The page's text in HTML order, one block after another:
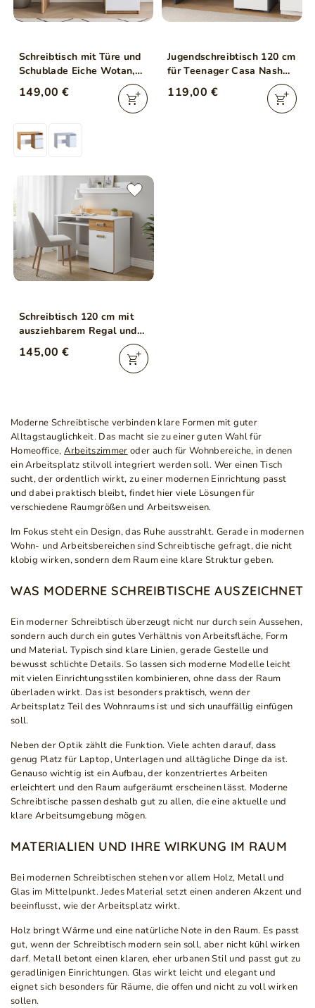
Schreibtisch mit Türe und
Schublade Eiche Wotan,
Weiß
149,00 €
Jugendschreibtisch 120 cm
für Teenager Casa Nash
Eiche, Weiß, Grau
119,00 €
Schreibtisch 120 cm mit
ausziehbarem Regal und
Schublade, für einen
Teenager Lindo Weiß,
145,00 €
Moderne Schreibtische verbinden klare Formen mit guter
Alltagstauglichkeit. Das macht sie zu einer guten Wahl für
Homeoffice,Arbeitszimmer oder auch für Wohnbereiche, in denen
ein Arbeitsplatz stilvoll integriert werden soll. Wer einen Tisch
sucht, der ordentlich wirkt, zu einer modernen Einrichtung passt
und dabei praktisch bleibt, findet hier viele Lösungen für
verschiedene Raumgrößen und Arbeitsweisen.
Im Fokus steht ein Design, das Ruhe ausstrahlt. Gerade in modernen
Wohn- und Arbeitsbereichen sind Schreibtische gefragt, die nicht
klobig wirken, sondern dem Raum eine klare Struktur geben.
WAS MODERNE SCHREIBTISCHE AUSZEICHNET
Ein moderner Schreibtisch überzeugt nicht nur durch sein Aussehen,
sondern auch durch ein gutes Verhältnis von Arbeitsfläche, Form
und Material. Typisch sind klare Linien, gerade Gestelle und
bewusst schlichte Details. So lassen sich moderne Modelle leicht
mit vielen Einrichtungsstilen kombinieren, ohne dass der Raum
überladen wirkt. Das ist besonders praktisch, wenn der
Arbeitsplatz Teil des Wohnraums ist und sich unauffällig einfügen
soll.
Neben der Optik zählt die Funktion. Viele achten darauf, dass
genug Platz für Laptop, Unterlagen und alltägliche Dinge da ist.
Genauso wichtig ist ein Aufbau, der konzentriertes Arbeiten
erleichtert und den Raum aufgeräumt erscheinen lässt. Moderne
Schreibtische passen deshalb gut zu allen, die eine aktuelle und
klare Arbeitsumgebung mögen.
MATERIALIEN UND IHRE WIRKUNG IM RAUM
Bei modernen Schreibtischen stehen vor allem Holz, Metall und
Glas im Mittelpunkt. Jedes Material setzt einen anderen Akzent und
beeinflusst, wie der Arbeitsplatz wirkt.
Holz bringt Wärme und eine natürliche Note in den Raum. Es passt
gut, wenn der Schreibtisch modern sein soll, aber nicht kühl wirken
darf. Metall betont einen klaren, eher urbanen Stil und passt gut zu
geradlinigen Einrichtungen. Glas wirkt leicht und elegant und
eignet sich besonders für Räume, die offen und nicht zu voll wirken
sollen.